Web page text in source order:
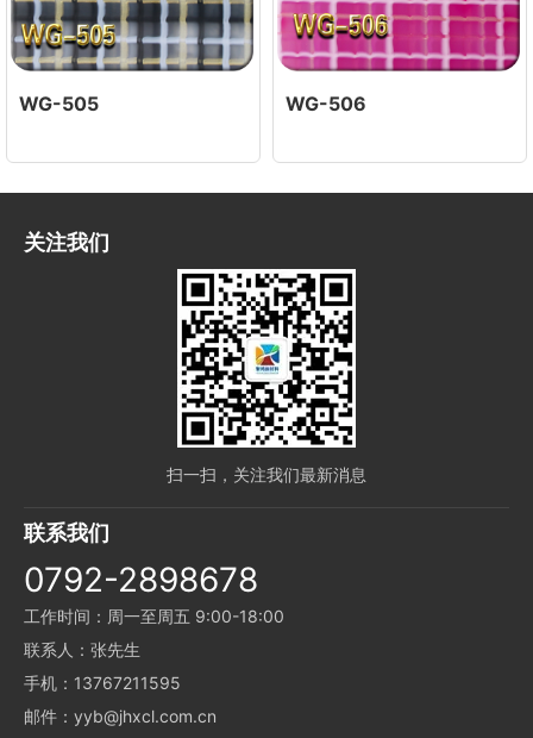
WG-505 WG-506
关注我们
扫一扫，关注我们最新消息
联系我们
0792-2898678
工作时间：周一至周五 9:00-18:00
联系人：张先生
手机：13767211595
邮件：yyb@jhxcl.com.cn